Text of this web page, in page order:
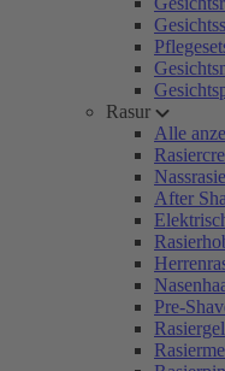
Rasur
Alle
After
Pre-
Rasiergel